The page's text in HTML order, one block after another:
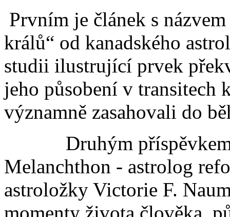
Prvním je článek s
králů“ od kanadského
studii ilustrující prvek
jeho působení v
významně zasahovali do
Druhým příspěvkem
Melanchthon - astrolog
astroložky Victorie F.